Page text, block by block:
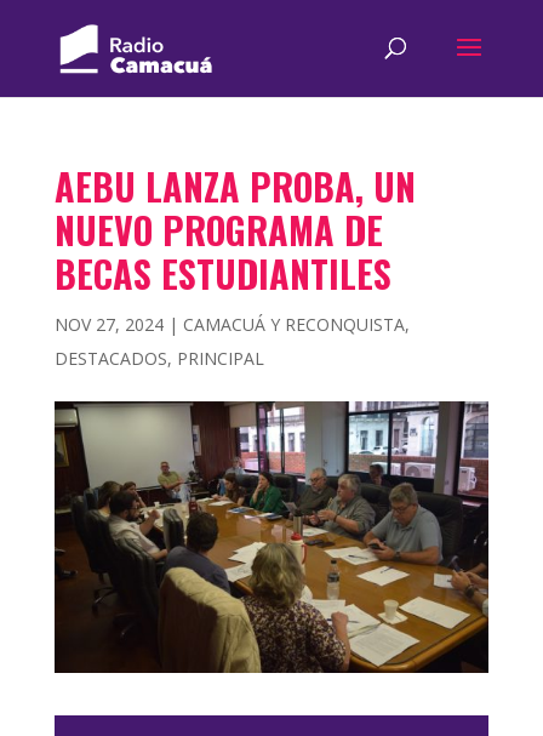
AEBU LANZA PROBA, UN
NUEVO PROGRAMA DE
BECAS ESTUDIANTILES
NOV 27, 2024| CAMACUÁ Y RECONQUISTA,
DESTACADOS, PRINCIPAL